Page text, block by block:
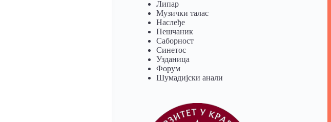
Липар
Музички талас
Наслеђе
Пешчаник
Саборност
Синетос
Узданица
Форум
Шумадијски анали